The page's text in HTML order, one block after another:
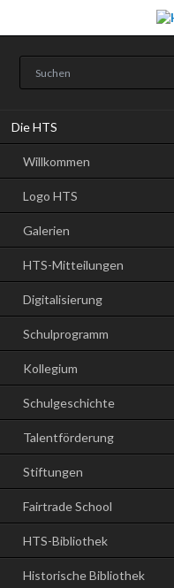
überspringen
Die HTS
Willkommen
Logo HTS
Galerien
HTS-Mitteilungen
Digitalisierung
Schulprogramm
Kollegium
Schulgeschichte
Talentförderung
Stiftungen
Fairtrade School
HTS-Bibliothek
Historische Bibliothek